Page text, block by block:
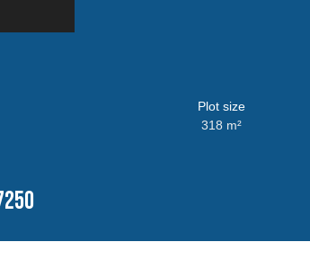
Plot size
318 m²